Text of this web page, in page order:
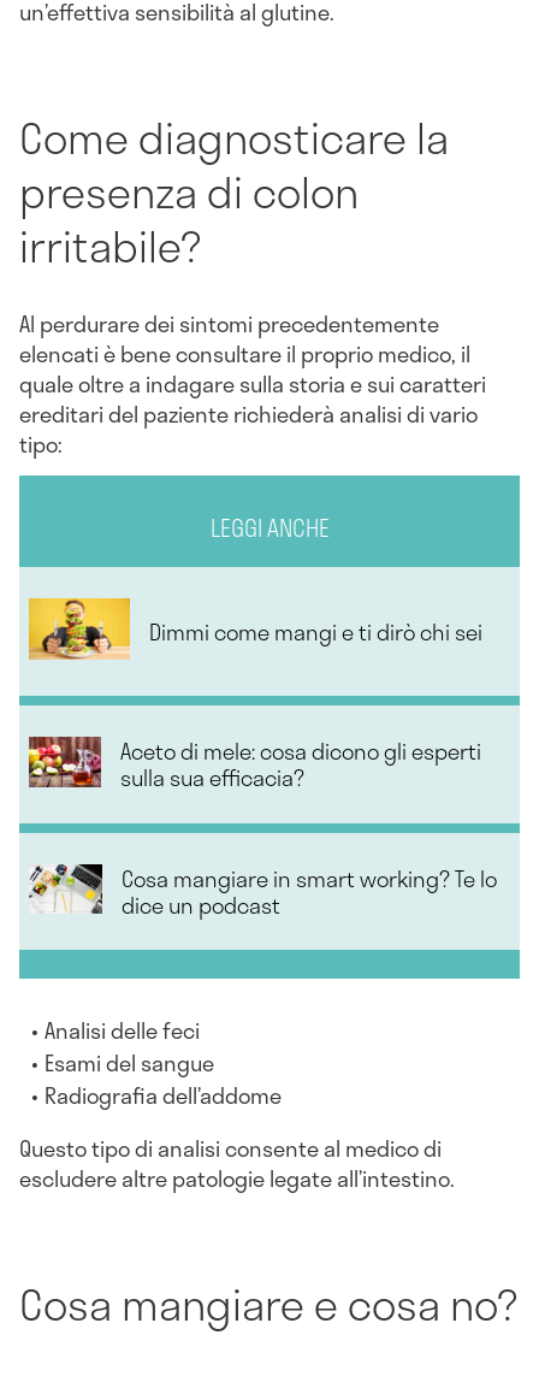
un’effettiva sensibilità al glutine.
Come diagnosticare la
presenza di colon
irritabile?
Al perdurare dei sintomi precedentemente
elencati è bene consultare il proprio medico, il
quale oltre a indagare sulla storia e sui caratteri
ereditari del paziente richiederà analisi di vario
tipo:
LEGGI ANCHE
Dimmi come mangi e ti dirò chi sei
Aceto di mele: cosa dicono gli esperti
sulla sua efficacia?
Cosa mangiare in smart working? Te lo
dice un podcast
Analisi delle feci
Esami del sangue
Radiografia dell’addome
Questo tipo di analisi consente al medico di
escludere altre patologie legate all’intestino.
Cosa mangiare e cosa no?